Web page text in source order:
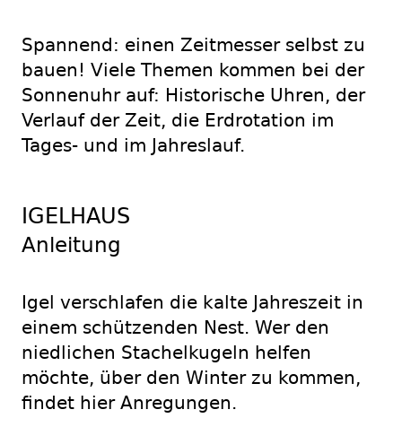
Spannend: einen Zeitmesser selbst zu
bauen! Viele Themen kommen bei der
Sonnenuhr auf: Historische Uhren, der
Verlauf der Zeit, die Erdrotation im
Tages- und im Jahreslauf.
IGELHAUS
Anleitung
Igel verschlafen die kalte Jahreszeit in
einem schützenden Nest. Wer den
niedlichen Stachelkugeln helfen
möchte, über den Winter zu kommen,
findet hier Anregungen.